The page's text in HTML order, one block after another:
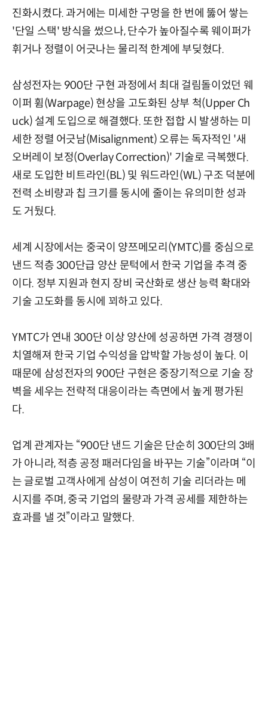
진화시켰다. 과거에는 미세한 구멍을 한 번에 뚫어 쌓는
'단일 스택' 방식을 썼으나, 단수가 높아질수록 웨이퍼가
휘거나 정렬이 어긋나는 물리적 한계에 부딪혔다.
삼성전자는 900단 구현 과정에서 최대 걸림돌이었던 웨
이퍼 휨(Warpage) 현상을 고도화된 상부 척(Upper Ch
uck) 설계 도입으로 해결했다. 또한 접합 시 발생하는 미
세한 정렬 어긋남(Misalignment) 오류는 독자적인 '새
오버레이 보정(Overlay Correction)' 기술로 극복했다.
새로 도입한 비트라인(BL) 및 워드라인(WL) 구조 덕분에
전력 소비량과 칩 크기를 동시에 줄이는 유의미한 성과
도 거뒀다.
세계 시장에서는 중국이 양쯔메모리(YMTC)를 중심으로
낸드 적층 300단급 양산 문턱에서 한국 기업을 추격 중
이다. 정부 지원과 현지 장비 국산화로 생산 능력 확대와
기술 고도화를 동시에 꾀하고 있다.
YMTC가 연내 300단 이상 양산에 성공하면 가격 경쟁이
치열해져 한국 기업 수익성을 압박할 가능성이 높다. 이
때문에 삼성전자의 900단 구현은 중장기적으로 기술 장
벽을 세우는 전략적 대응이라는 측면에서 높게 평가된
다.
업계 관계자는 “900단 낸드 기술은 단순히 300단의 3배
가 아니라, 적층 공정 패러다임을 바꾸는 기술”이라며 “이
는 글로벌 고객사에게 삼성이 여전히 기술 리더라는 메
시지를 주며, 중국 기업의 물량과 가격 공세를 제한하는
효과를 낼 것”이라고 말했다.